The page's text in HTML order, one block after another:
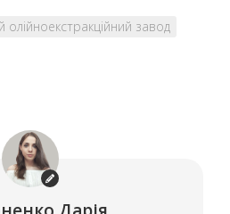
олійноекстракційний завод